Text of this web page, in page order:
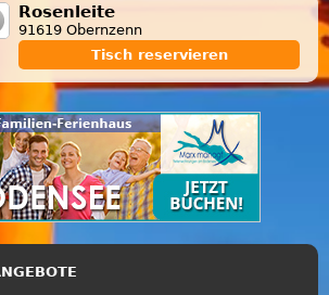
Rosenleite
91619 Obernzenn
Tisch reservieren